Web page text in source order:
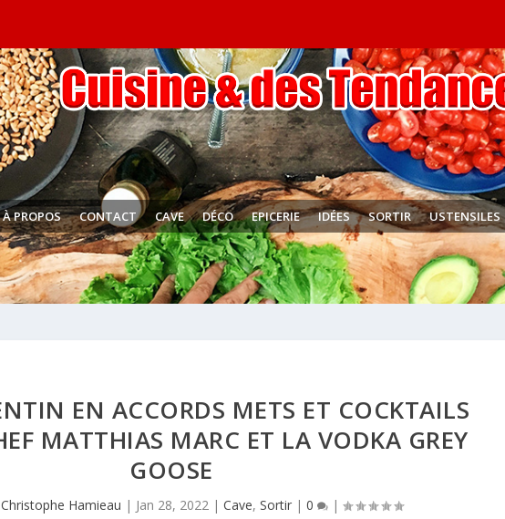
À PROPOS CONTACT CAVE DÉCO EPICERIE IDÉES SORTIR USTENSILES
EN ACCORDS METS ET COCKTAILS
MATTHIAS MARC ET LA VODKA GREY
GOOSE
Christophe Hamieau | Jan 28, 2022| Cave, Sortir| 0 |